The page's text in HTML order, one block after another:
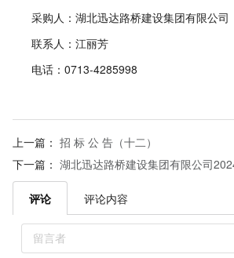
采购人：湖北迅达路桥建设集团有限公司
联系人：江丽芳
电话：0713-4285998
上一篇：招 标 公 告（十二）
下一篇：湖北迅达路桥建设集团有限公司
评论 评论内容